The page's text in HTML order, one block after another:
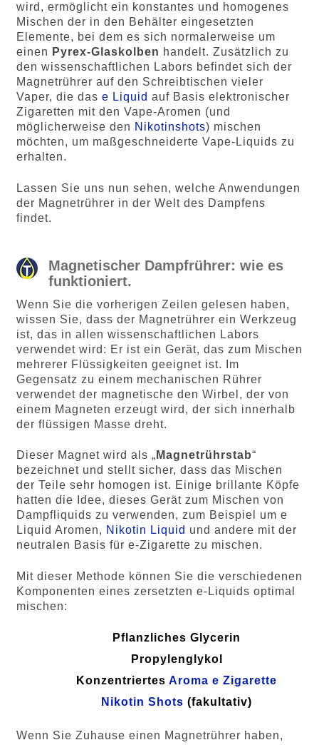
wird, ermöglicht ein konstantes und homogenes
Mischen der in den Behälter eingesetzten
Elemente, bei dem es sich normalerweise um
einen Pyrex-Glaskolben handelt. Zusätzlich zu
den wissenschaftlichen Labors befindet sich der
Magnetrührer auf den Schreibtischen vieler
Vaper, die das e Liquid auf Basis elektronischer
Zigaretten mit den Vape-Aromen (und
möglicherweise den Nikotinshots) mischen
möchten, um maßgeschneiderte Vape-Liquids zu
erhalten.
Lassen Sie uns nun sehen, welche Anwendungen
der Magnetrührer in der Welt des Dampfens
findet.
Magnetischer Dampfrührer: wie es
funktioniert.
Wenn Sie die vorherigen Zeilen gelesen haben,
wissen Sie, dass der Magnetrührer ein Werkzeug
ist, das in allen wissenschaftlichen Labors
verwendet wird: Er ist ein Gerät, das zum Mischen
mehrerer Flüssigkeiten geeignet ist. Im
Gegensatz zu einem mechanischen Rührer
verwendet der magnetische den Wirbel, der von
einem Magneten erzeugt wird, der sich innerhalb
der flüssigen Masse dreht.
Dieser Magnet wird als „ Magnetrührstab“
bezeichnet und stellt sicher, dass das Mischen
der Teile sehr homogen ist. Einige brillante Köpfe
hatten die Idee, dieses Gerät zum Mischen von
Dampfliquids zu verwenden, zum Beispiel um e
Liquid Aromen, Nikotin Liquid und andere mit der
neutralen Basis für e-Zigarette zu mischen.
Mit dieser Methode können Sie die verschiedenen
Komponenten eines zersetzten e-Liquids optimal
mischen:
Pflanzliches Glycerin
Propylenglykol
Konzentriertes Aroma e Zigarette
Nikotin Shots (fakultativ)
Wenn Sie Zuhause einen Magnetrührer haben,